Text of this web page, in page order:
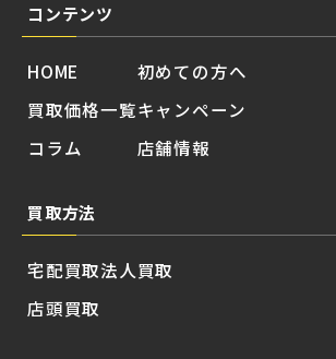
コンテンツ
HOME
買取価格一覧
コラム
初めての方へ
キャンペーン
店舗情報
買取方法
宅配買取
店頭買取
法人買取